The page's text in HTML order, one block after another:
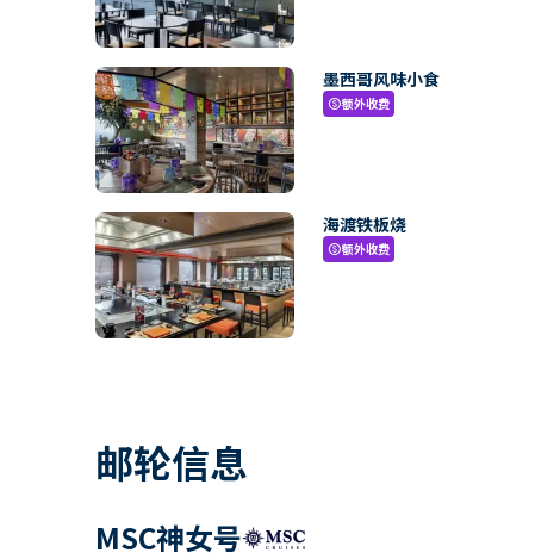
墨西哥风味小食
paid额外收费
海渡铁板烧
paid额外收费
邮轮信息
MSC神女号